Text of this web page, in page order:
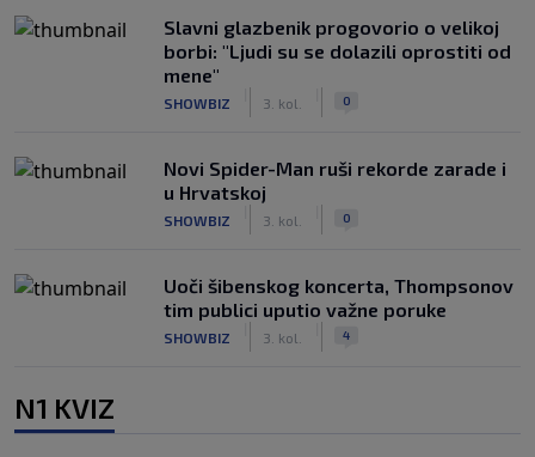
Slavni glazbenik progovorio o velikoj
borbi: "Ljudi su se dolazili oprostiti od
mene"
SHOWBIZ 3. kol. 0
Novi Spider-Man ruši rekorde zarade i
u Hrvatskoj
SHOWBIZ 3. kol. 0
Uoči šibenskog koncerta, Thompsonov
tim publici uputio važne poruke
SHOWBIZ 3. kol. 4
N1 KVIZ